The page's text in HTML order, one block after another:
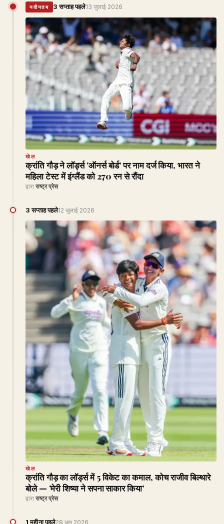
नवीनतम 3 सप्ताह पहले13 जुलाई 2026
खेल
क्रांति गौड़ ने लॉर्ड्स 'ऑनर्स बोर्ड' पर नाम दर्ज किया, भारत ने
महिला टेस्ट में इंग्लैंड को 270 रन से रौंदा
द्वारा राष्ट्र प्रेस
3 सप्ताह पहले12 जुलाई 2026
खेल
क्रांति गौड़ का लॉर्ड्स में 5 विकेट का कमाल, कोच राजीव बिल्थारे
बोले — 'मेरी शिष्या ने सपना साकार किया'
द्वारा राष्ट्र प्रेस
1 महीना पहले28 जून 2026